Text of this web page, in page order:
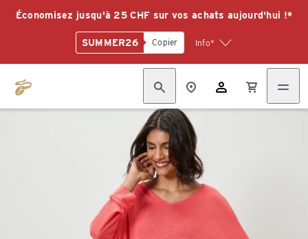
Économisez jusqu'à 25 CHF sur vos achats aujourd'hui !*
SUMMER26 Copier Info*